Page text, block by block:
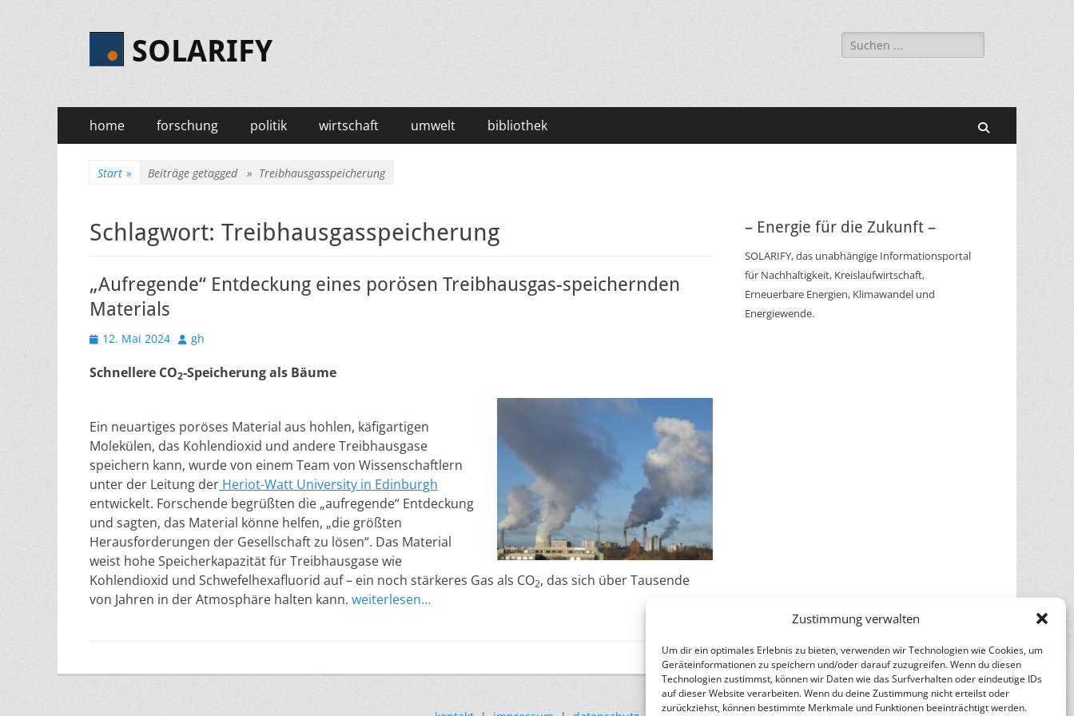
Zustimmung verwalten
Um dir ein optimales Erlebnis zu bieten, verwenden wir Technologien wie Cookies, um
Geräteinformationen zu speichern und/oder darauf zuzugreifen. Wenn du diesen
Technologien zustimmst, können wir Daten wie das Surfverhalten oder eindeutige IDs
auf dieser Website verarbeiten. Wenn du deine Zustimmung nicht erteilst oder
zurückziehst, können bestimmte Merkmale und Funktionen beeinträchtigt werden.
SOLARIFY
Suchen
nach:
Primäres
Menü
Zum
Inhalt
home forschung politik wirtschaft umwelt bibliothek
Start » Beiträge getagged » Treibhausgasspeicherung
Schlagwort: Treibhausgasspeicherung
„Aufregende“ Entdeckung eines porösen Treibhausgas-speichernden
Materials
Veröffentlicht
12. Mai 2024 Autor
gh
Schnellere CO2-Speicherung als Bäume
Ein neuartiges poröses Material aus hohlen, käfigartigen
Molekülen, das Kohlendioxid und andere Treibhausgase
speichern kann, wurde von einem Team von Wissenschaftlern
unter der Leitung der Heriot-Watt University in Edinburgh
entwickelt. Forschende begrüßten die „aufregende“ Entdeckung
und sagten, das Material könne helfen, „die größten
Herausforderungen der Gesellschaft zu lösen“. Das Material
weist hohe Speicherkapazität für Treibhausgase wie
Kohlendioxid und Schwefelhexafluorid auf – ein noch stärkeres Gas als CO2, das sich über Tausende
von Jahren in der Atmosphäre halten kann. weiterlesen…
– Energie für die Zukunft –
SOLARIFY, das unabhängige Informationsportal
für Nachhaltigkeit, Kreislaufwirtschaft,
Erneuerbare Energien, Klimawandel und
Energiewende.